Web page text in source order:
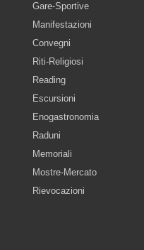
Gare-Sportive
Manifestazioni
Convegni
Riti-Religiosi
Reading
Escursioni
Enogastronomia
Raduni
Memoriali
Mostre-Mercato
Rievocazioni